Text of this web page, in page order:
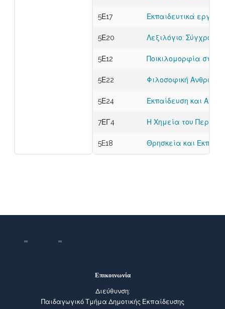
5Ε17 Εκπαιδευτικά
5Ε20 Λεξιλόγιο:
5Ε12 Ποικιλομορφία στη
5Ε22 Φιλοσοφική
5Ε24 Εκπαίδευση και
7ΕΓ4 Η Χημεία του
5E18 Θρησκεία και
Επικοινωνία
Διεύθυνση:
Παιδαγωγικό Τμήμα Δημοτικής Εκπαίδευσης